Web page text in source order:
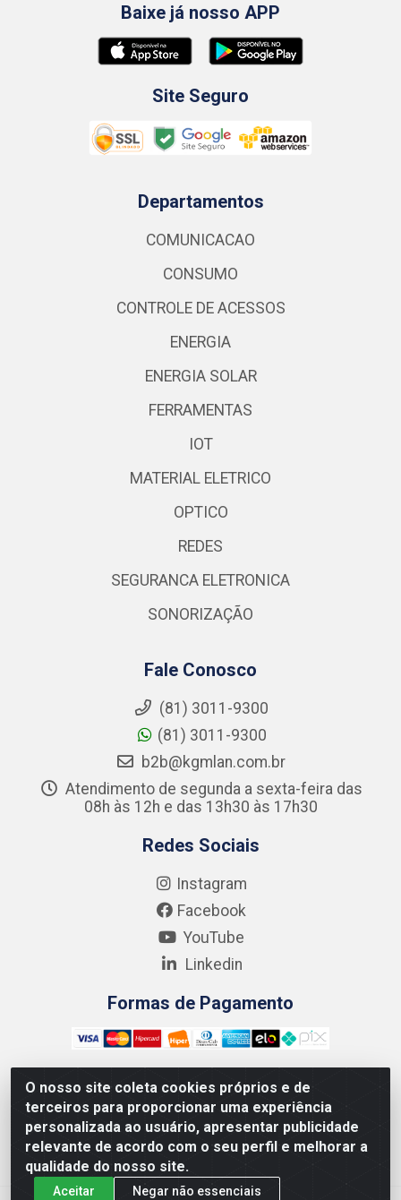
O nosso site coleta cookies próprios e de
terceiros para proporcionar uma experiência
personalizada ao usuário, apresentar publicidade
relevante de acordo com o seu perfil e melhorar a
qualidade do nosso site.
Aceitar Negar não essenciais
Baixe já nosso APP
Site Seguro
Departamentos
COMUNICACAO
CONSUMO
CONTROLE DE ACESSOS
ENERGIA
ENERGIA SOLAR
FERRAMENTAS
IOT
MATERIAL ELETRICO
OPTICO
REDES
SEGURANCA ELETRONICA
SONORIZAÇÃO
Fale Conosco
(81) 3011-9300
(81) 3011-9300
b2b@kgmlan.com.br
Atendimento de segunda a sexta-feira das
08h às 12h e das 13h30 às 17h30
Redes Sociais
Instagram
Facebook
YouTube
Linkedin
Formas de Pagamento
Kgmlan Distribuidora LTDA - CNPJ 18.217.682/0001-54 -
Rua Pedro de Barros Cavalcante, 58 - Bultrins, Olinda/PE
- CEP 53320-110